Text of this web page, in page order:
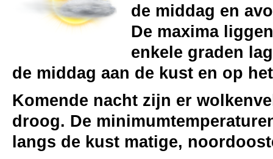
de middag en
De maxima
enkele graden
de middag aan de kust en op
Komende nacht zijn er
droog. De
langs de kust matige,